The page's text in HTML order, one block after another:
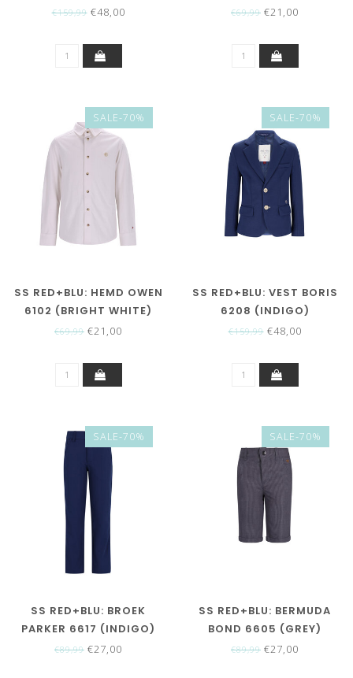
€159,99€48,00 €69,99 €21,00
SALE-70%
SS RED+BLU: HEMD OWEN
6102 (BRIGHT WHITE)
€69,99 €21,00
SALE-70%
SS RED+BLU: VEST BORIS
6208 (INDIGO)
€159,99€48,00
SALE-70%
SS RED+BLU: BROEK
PARKER 6617 (INDIGO)
€89,99 €27,00
SALE-70%
SS RED+BLU: BERMUDA
BOND 6605 (GREY)
€89,99 €27,00